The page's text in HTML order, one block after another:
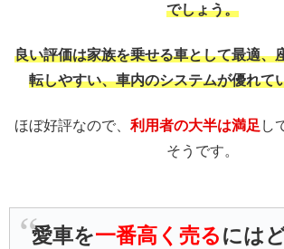
でしょう。
良い評価は家族を乗せる車として最適、
転しやすい、車内のシステムが優れて
ほぼ好評なので、 利用者の大半は満足 し
そうです。
愛車を一番高く売るには